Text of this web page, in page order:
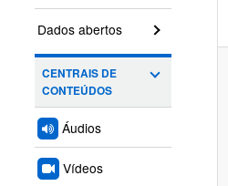
Dados abertos
CENTRAIS DE
CONTEÚDOS
Áudios
Vídeos